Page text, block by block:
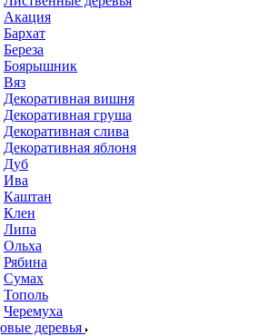
Акация
Бархат
Береза
Боярышник
Вяз
Декоративная вишня
Декоративная груша
Декоративная слива
Декоративная яблоня
Дуб
Ива
Каштан
Клен
Липа
Ольха
Рябина
Сумах
Тополь
Черемуха
деревья